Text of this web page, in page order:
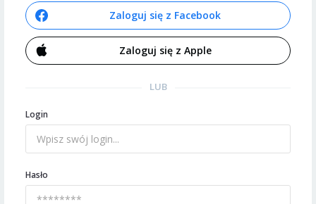
Zaloguj się z Facebook
Zaloguj się z Apple
LUB
Login
Hasło